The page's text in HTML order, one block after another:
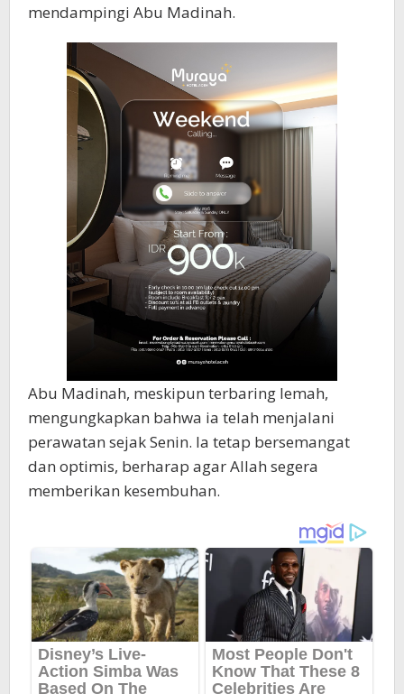
mendampingi Abu Madinah.
Abu Madinah, meskipun terbaring lemah,
mengungkapkan bahwa ia telah menjalani
perawatan sejak Senin. Ia tetap bersemangat
dan optimis, berharap agar Allah segera
memberikan kesembuhan.